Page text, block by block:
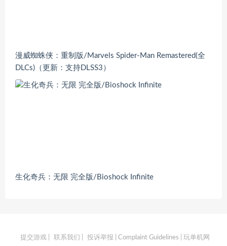
漫威蜘蛛侠：重制版/Marvels Spider-Man Remastered(全
DLCs)（更新：支持DLSS3）
生化奇兵：无限 完全版/Bioshock Infinite
提交游戏| 联系我们 投诉举报 | Complaint Guidelines | 玩单机网